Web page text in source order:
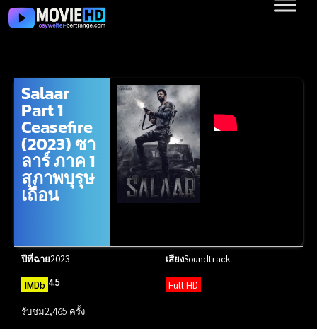
Salaar
Part 1
Ceasefire
(2023) ซา
ลาร์ ภาค 1
สุภาพบุรุษ
เถื่อน
ปีที่ฉาย2023 เสียงSoundtrack
IMDb 4.5 Full HD
รับชม2,465 ครั้ง